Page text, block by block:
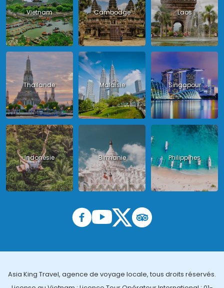
Vietnam Cambodge Laos
Thailande Malaisie Singapour
Indonésie Birmanie Philippines
Asia King Travel, agence de voyage locale, tous droits réservés.